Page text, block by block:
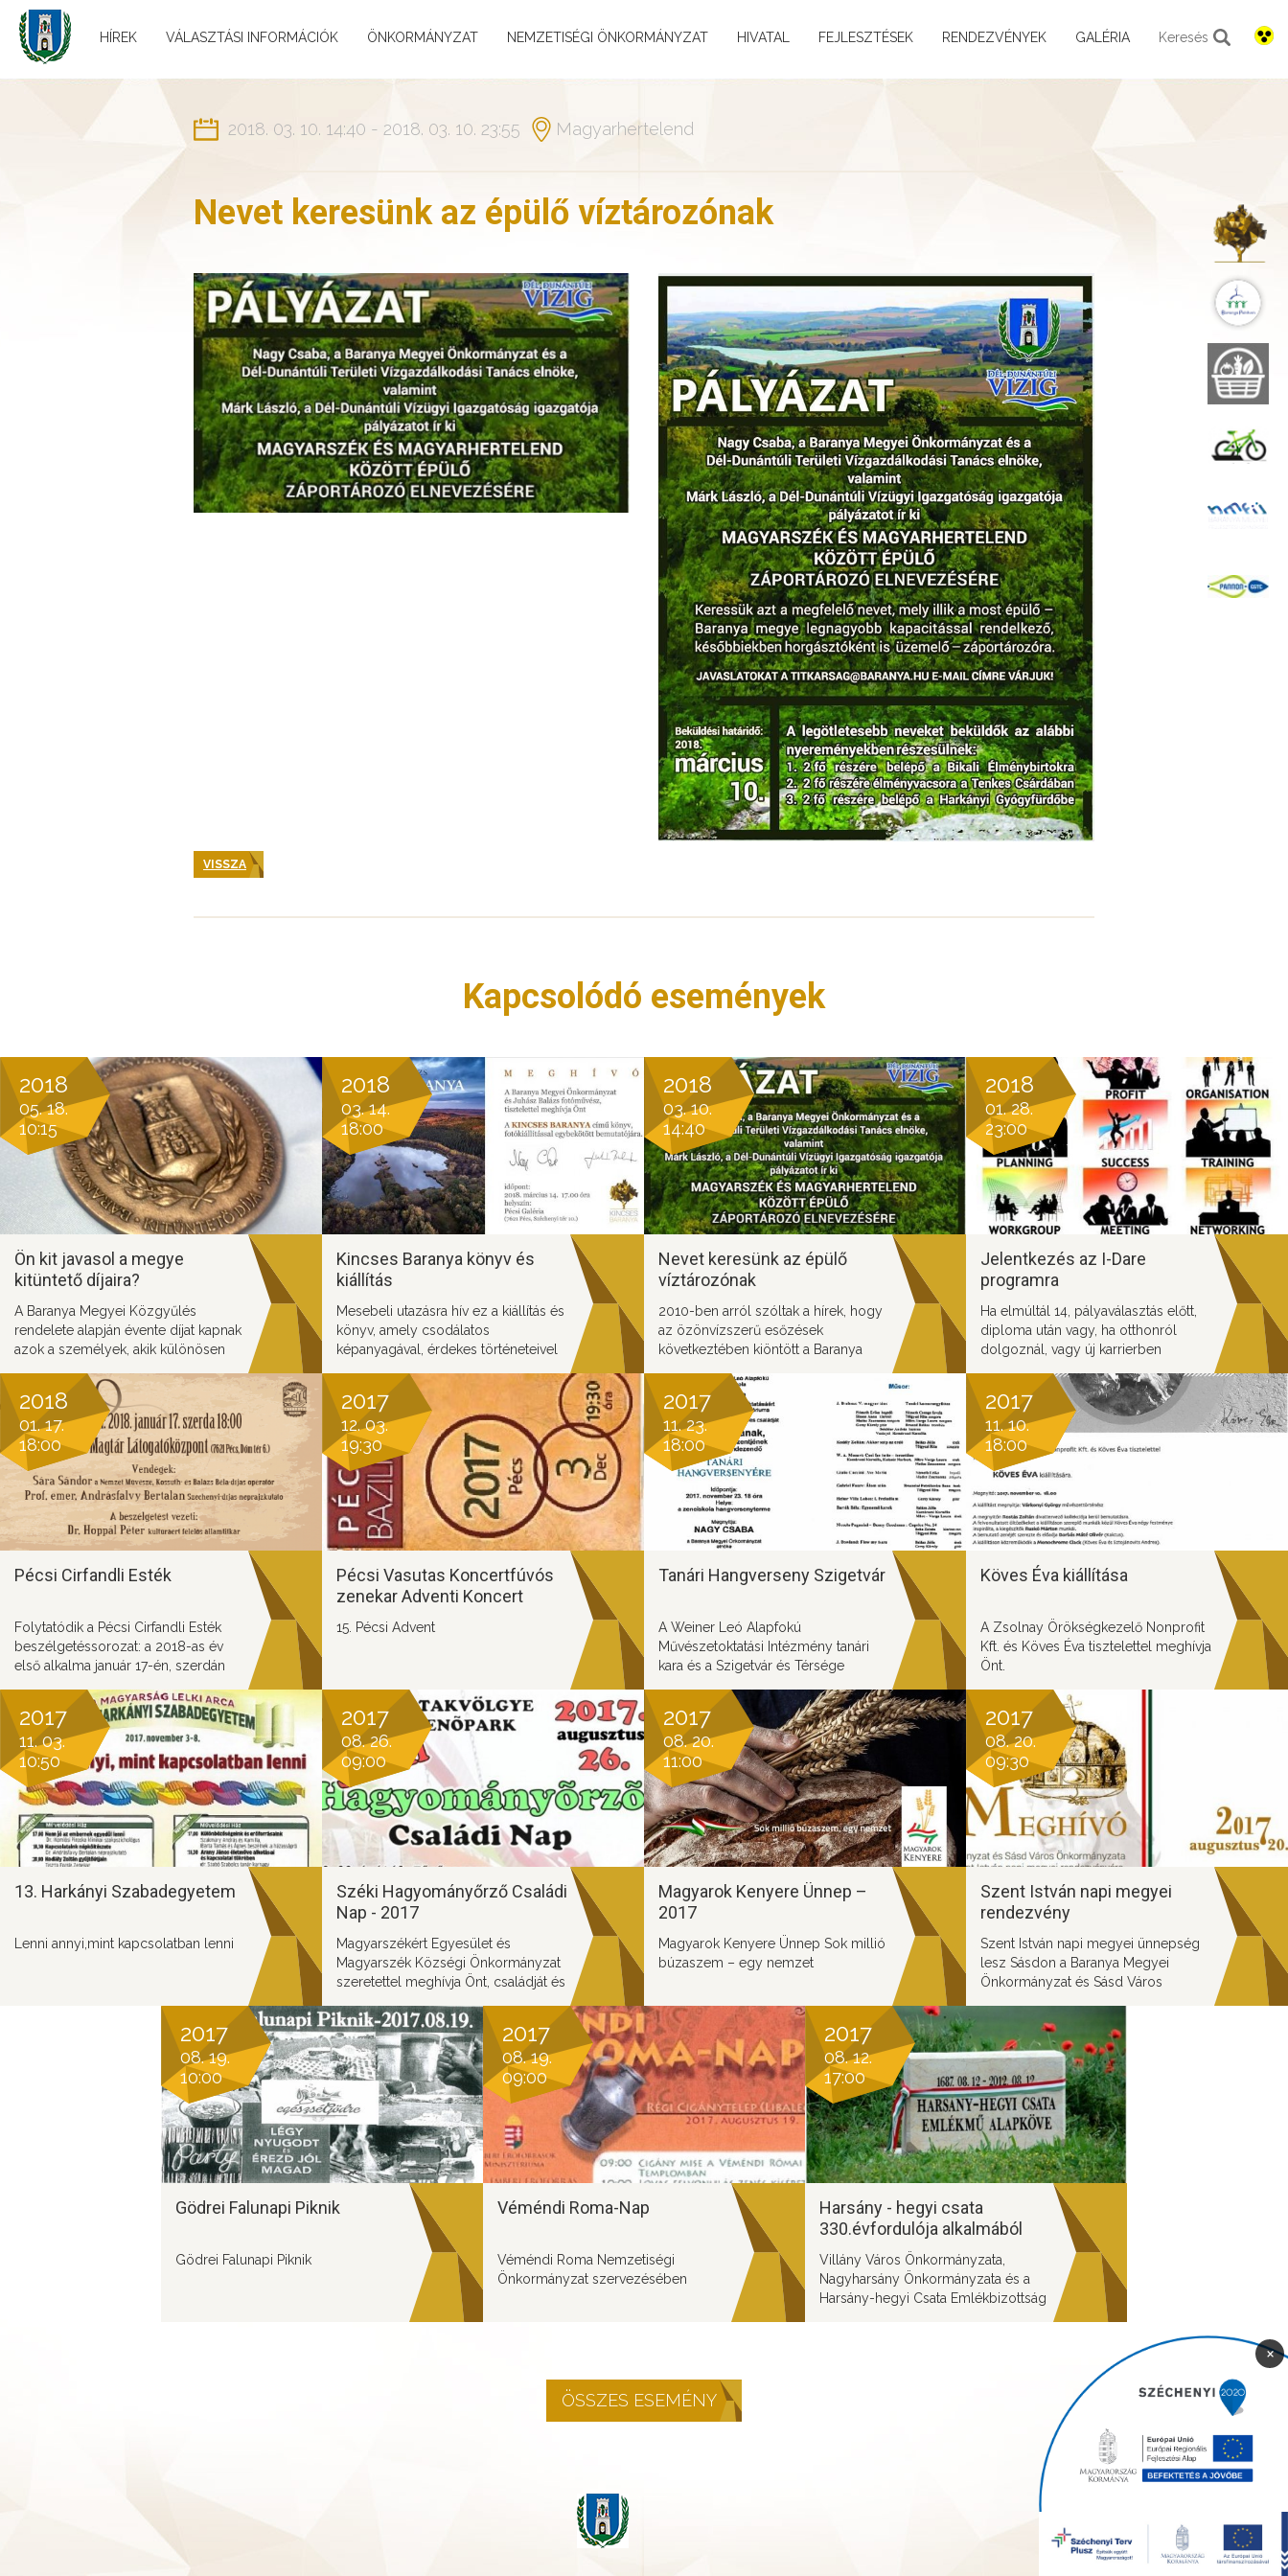
HÍREK VÁLASZTÁSI INFORMÁCIÓK ÖNKORMÁNYZAT NEMZETISÉGI ÖNKORMÁNYZAT HIVATAL FEJLESZTÉSEK RENDEZVÉNYEK GALÉRIA Keresés
Nevet keresünk az épülő víztározónak
2018. 03. 10. 14:40 - 2018. 03. 10. 23:55 Magyarhertelend
VISSZA
Kapcsolódó események
Ön kit javasol a megye
kitüntető díjaira?
2018
05. 18.
10:15
A Baranya Megyei Közgyűlés
rendelete alapján évente díjat kapnak
azok a személyek, akik különösen
érdekében.
Kincses Baranya könyv és
kiállítás
2018
03. 14.
18:00
Mesebeli utazásra hív ez a kiállítás és
könyv, amely csodálatos
képanyagával, érdekes történeteivel
izgalmas világát.
Nevet keresünk az épülő
víztározónak
2018
03. 10.
14:40
2010-ben arról szóltak a hírek, hogy
az özönvízszerű esőzések
következtében kiöntött a Baranya
több lakóház került víz alá,
fennakadások voltak a vasúti
közlekedésben, gátak szakadtak át.
Az ehhez hasonló károk
bekövetkezésének esélyét csökkenti
az épülő záportározó.A beruházás
célja a hirtelen lezúduló csapadék
összegyűjtése, amivel aszályos
időszakban biztosítható a víz pótlása.
Jelentkezés az I-Dare
programra
2018
01. 28.
23:00
Ha elmúltál 14, pályaválasztás előtt,
diploma után vagy, ha otthonról
dolgoznál, vagy új karrierben
nagyobb esélyed legyen/sikeres
legyél a vállalkozók világában. Ha
szívesen motiválnál másokat és
továbbadnád az általad megszerzett
tudást, amiben segítünk neked, akkor
Pécsi Cirfandli Esték
2018
01. 17.
18:00
Folytatódik a Pécsi Cirfandli Esték
beszélgetéssorozat: a 2018-as év
első alkalma január 17-én, szerdán
Pécsi Vasutas Koncertfúvós
zenekar Adventi Koncert
2017
12. 03.
19:30
15. Pécsi Advent
Tanári Hangverseny Szigetvár
2017
11. 23.
18:00
A Weiner Leó Alapfokú
Művészetoktatási Intézmény tanári
kara és a Szigetvár és Térsége
Közhasznú Alapítvány kuratóriuma
tisztelettel meghívja Önt és kedves
családját Szent Cecíliának, a
zenészek védőszentjének
tiszteletére rendezendő.
Köves Éva kiállítása
2017
11. 10.
18:00
A Zsolnay Örökségkezelő Nonprofit
Kft. és Köves Éva tisztelettel meghívja
Önt.
13. Harkányi Szabadegyetem
2017
11. 03.
10:50
Lenni annyi,mint kapcsolatban lenni
Széki Hagyományőrző Családi
Nap - 2017
2017
08. 26.
09:00
Magyarszékért Egyesület és
Magyarszék Községi Önkormányzat
szeretettel meghívja Önt, családját és
Hagyományőrző Családi Napra!
Magyarok Kenyere Ünnep –
2017
2017
08. 20.
11:00
Magyarok Kenyere Ünnep Sok millió
búzaszem – egy nemzet
Szent István napi megyei
rendezvény
2017
08. 20.
09:30
Szent István napi megyei ünnepség
lesz Sásdon a Baranya Megyei
Önkormányzat és Sásd Város
Gödrei Falunapi Piknik
2017
08. 19.
10:00
Gödrei Falunapi Piknik
Véméndi Roma-Nap
2017
08. 19.
09:00
Véméndi Roma Nemzetiségi
Önkormányzat szervezésében
Harsány - hegyi csata
330.évfordulója alkalmából
tartandó rendezvény
2017
08. 12.
17:00
Villány Város Önkormányzata,
Nagyharsány Önkormányzata és a
Harsány-hegyi Csata Emlékbizottság
ÖSSZES ESEMÉNY
×